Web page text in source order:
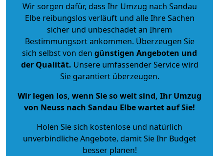
Wir sorgen dafür, dass Ihr Umzug nach Sandau
Elbe reibungslos verläuft und alle Ihre Sachen
sicher und unbeschadet an Ihrem
Bestimmungsort ankommen. Überzeugen Sie
sich selbst von den günstigen Angeboten und
der Qualität. Unsere umfassender Service wird
Sie garantiert überzeugen.
Wir legen los, wenn Sie so weit sind, Ihr Umzug
von Neuss nach Sandau Elbe wartet auf Sie!
Holen Sie sich kostenlose und natürlich
unverbindliche Angebote, damit Sie Ihr Budget
besser planen!